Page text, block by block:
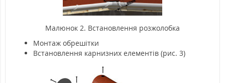
Малюнок 2. Встановлення розжолобка
Монтаж обрешітки
Встановлення карнизних елементів (рис. 3)